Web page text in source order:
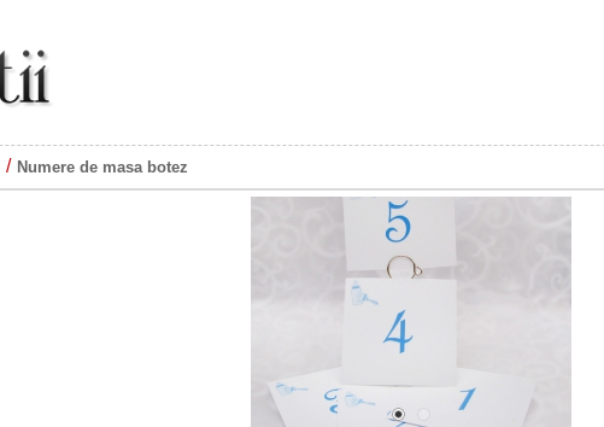
Numere de masa botez